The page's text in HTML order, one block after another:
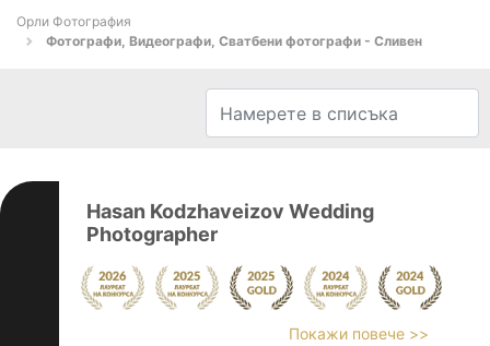
Орли Фотография
Фотографи, Видеографи, Сватбени фотографи - Сливен
Hasan Kodzhaveizov Wedding
Photographer
Покажи повече >>